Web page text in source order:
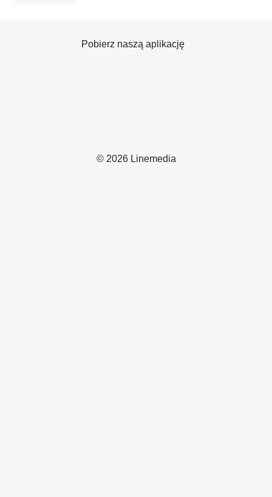
© 2026 Linemedia
Pobierz naszą aplikację